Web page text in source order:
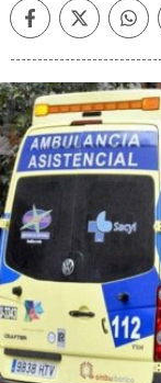
FacebookTwitter